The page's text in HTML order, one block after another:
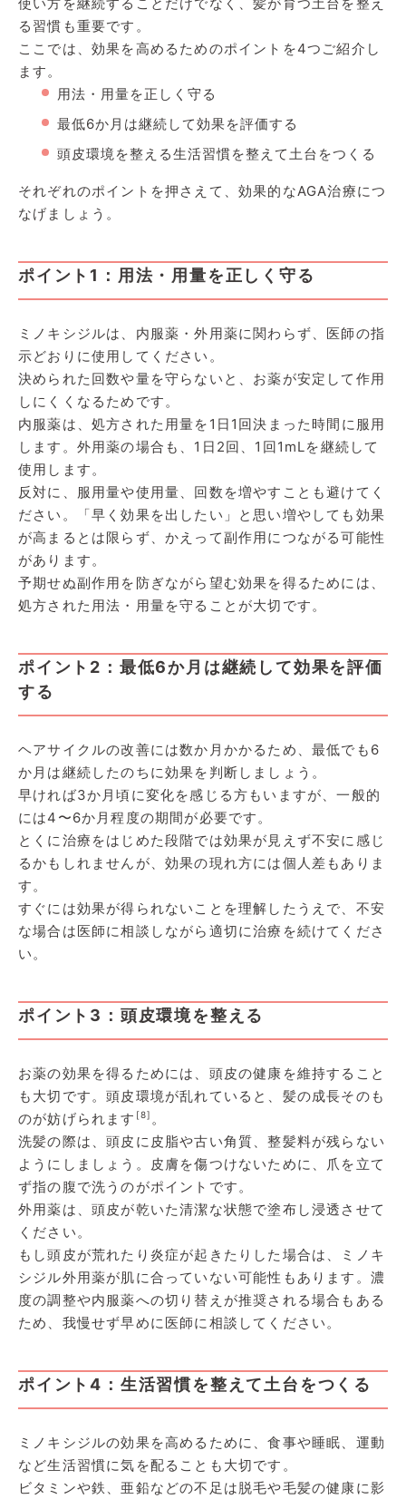
る習慣も重要です。
ここでは、効果を高めるためのポイントを4つご紹介し
ます。
用法・用量を正しく守る
最低6か月は継続して効果を評価する
頭皮環境を整える生活習慣を整えて土台をつくる
それぞれのポイントを押さえて、効果的なAGA治療につ
なげましょう。
ポイント1：用法・用量を正しく守る
ミノキシジルは、内服薬・外用薬に関わらず、医師の指
示どおりに使用してください。
決められた回数や量を守らないと、お薬が安定して作用
しにくくなるためです。
内服薬は、処方された用量を1日1回決まった時間に服用
します。外用薬の場合も、1日2回、1回1mLを継続して
使用します。
反対に、服用量や使用量、回数を増やすことも避けてく
ださい。「早く効果を出したい」と思い増やしても効果
が高まるとは限らず、かえって副作用につながる可能性
があります。
予期せぬ副作用を防ぎながら望む効果を得るためには、
処方された用法・用量を守ることが大切です。
ポイント2：最低6か月は継続して効果を評価
する
ヘアサイクルの改善には数か月かかるため、最低でも6
か月は継続したのちに効果を判断しましょう。
早ければ3か月頃に変化を感じる方もいますが、一般的
には4〜6か月程度の期間が必要です。
とくに治療をはじめた段階では効果が見えず不安に感じ
るかもしれませんが、効果の現れ方には個人差もありま
す。
すぐには効果が得られないことを理解したうえで、不安
な場合は医師に相談しながら適切に治療を続けてくださ
い。
ポイント3：頭皮環境を整える
お薬の効果を得るためには、頭皮の健康を維持すること
も大切です。頭皮環境が乱れていると、髪の成長そのも
のが妨げられます [8] 。
洗髪の際は、頭皮に皮脂や古い角質、整髪料が残らない
ようにしましょう。皮膚を傷つけないために、爪を立て
ず指の腹で洗うのがポイントです。
外用薬は、頭皮が乾いた清潔な状態で塗布し浸透させて
ください。
もし頭皮が荒れたり炎症が起きたりした場合は、ミノキ
シジル外用薬が肌に合っていない可能性もあります。濃
度の調整や内服薬への切り替えが推奨される場合もある
ため、我慢せず早めに医師に相談してください。
ポイント4：生活習慣を整えて土台をつくる
ミノキシジルの効果を高めるために、食事や睡眠、運動
など生活習慣に気を配ることも大切です。
ビタミンや鉄、亜鉛などの不足は脱毛や毛髪の健康に影